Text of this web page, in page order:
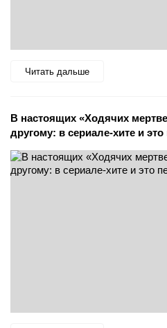
Читать дальше
В настоящих «Ходячих
другому: в сериале-хите и